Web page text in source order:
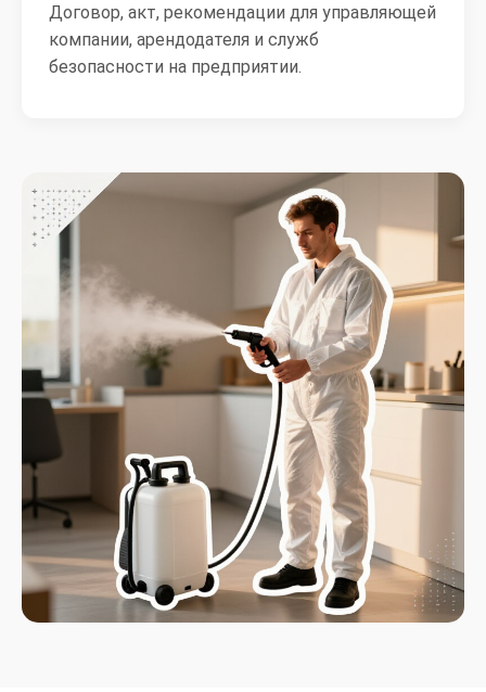
Договор, акт, рекомендации для управляющей
компании, арендодателя и служб
безопасности на предприятии.